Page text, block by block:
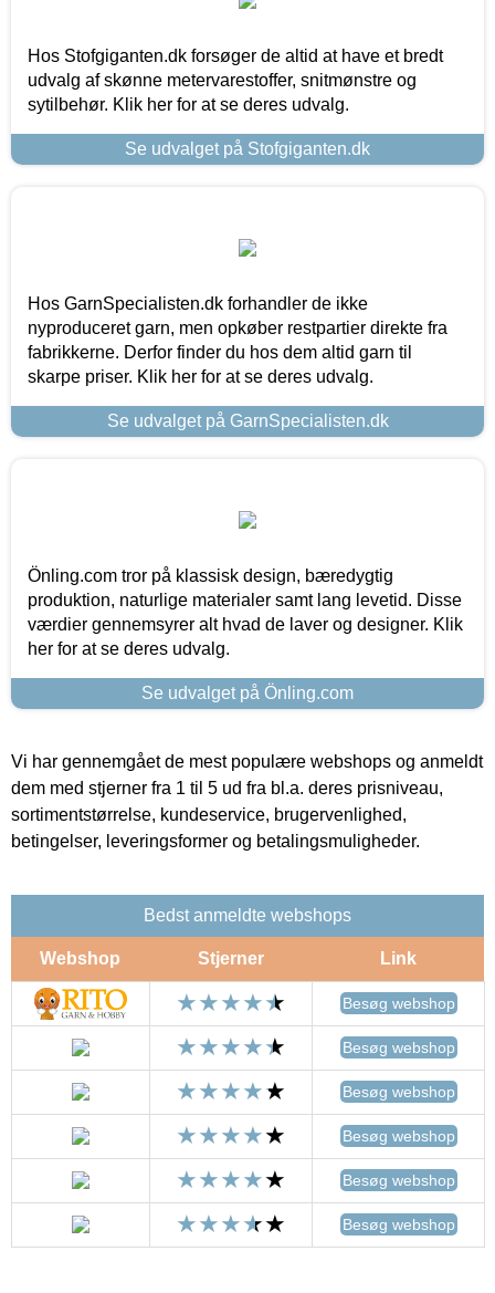
Hos Stofgiganten.dk forsøger de altid at have et bredt
udvalg af skønne metervarestoffer, snitmønstre og
sytilbehør. Klik her for at se deres udvalg.
Se udvalget på Stofgiganten.dk
Hos GarnSpecialisten.dk forhandler de ikke
nyproduceret garn, men opkøber restpartier direkte fra
fabrikkerne. Derfor finder du hos dem altid garn til
skarpe priser. Klik her for at se deres udvalg.
Se udvalget på GarnSpecialisten.dk
Önling.com tror på klassisk design, bæredygtig
produktion, naturlige materialer samt lang levetid. Disse
værdier gennemsyrer alt hvad de laver og designer. Klik
her for at se deres udvalg.
Se udvalget på Önling.com
Vi har gennemgået de mest populære webshops og anmeldt
dem med stjerner fra 1 til 5 ud fra bl.a. deres prisniveau,
sortimentstørrelse, kundeservice, brugervenlighed,
betingelser, leveringsformer og betalingsmuligheder.
Bedst anmeldte webshops
Webshop Stjerner Link
Besøg webshop
Besøg webshop
Besøg webshop
Besøg webshop
Besøg webshop
Besøg webshop